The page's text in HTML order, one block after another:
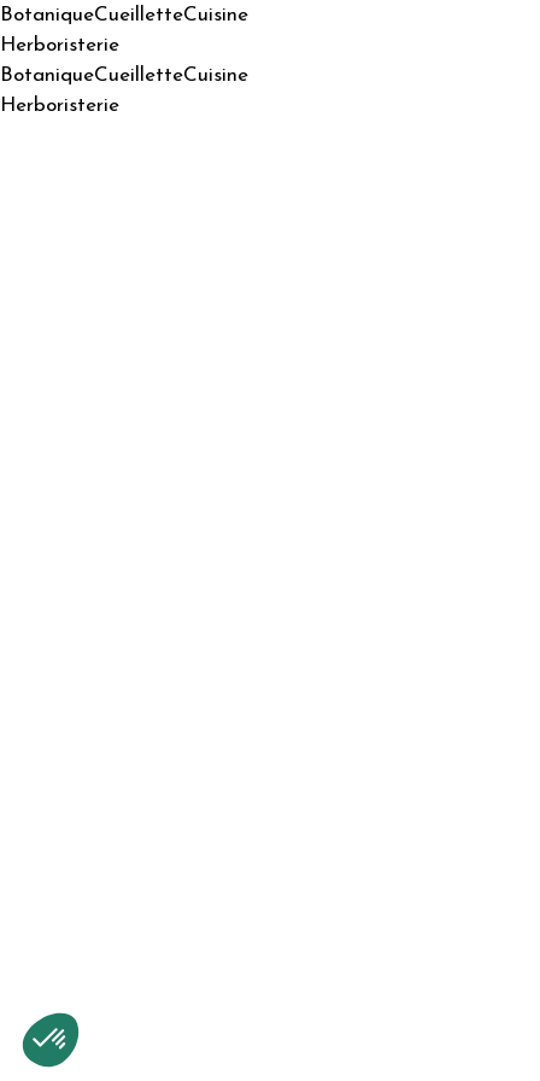
BotaniqueCueilletteCuisine
Herboristerie
BotaniqueCueilletteCuisine
Herboristerie